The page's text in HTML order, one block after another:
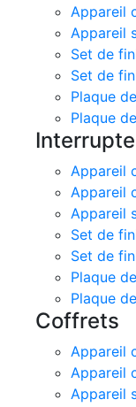
Appareil
Appareil
Set de
Set de
Plaque
Plaque
Appareil
Appareil
Appareil
Set de
Set de
Plaque
Plaque
Coffrets
Appareil
Appareil
Appareil